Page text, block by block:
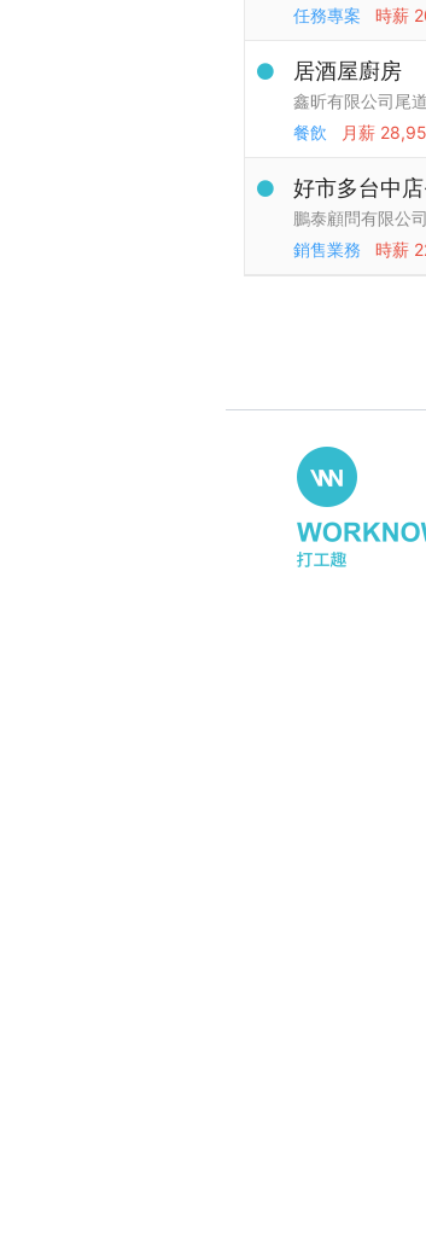
任務專案
時薪
居酒屋廚房
鑫昕有限公司尾
餐飲
月薪
好市多台中
鵬泰顧問有限公司
銷售業務
時薪